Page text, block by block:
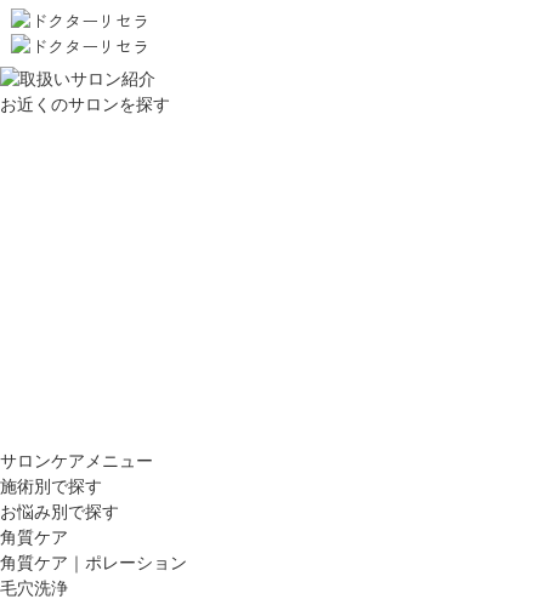
お近くのサロンを探す
サロンケアメニュー
施術別で探す
お悩み別で探す
角質ケア
角質ケア｜ポレーション
毛穴洗浄